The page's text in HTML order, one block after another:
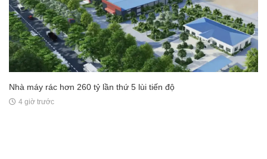
Nhà máy rác hơn 260 tỷ lần thứ 5 lùi tiến độ
4 giờ trước